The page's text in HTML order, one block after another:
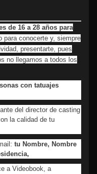
de 16 a 28 años para
para conocerte y, siempre
presentarte, pues
no llegamos a todos los
con tatuajes
del director de casting
la calidad de tu
tu Nombre, Nombre
a Videobook, a